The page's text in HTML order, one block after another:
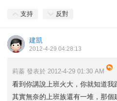
支持 反對
建凱
2012-4-29 04:28:13
莉蓁 發表於 2012-4-29 01:30 AM
看到你講說上班火大，你就知道我
其實無奈的上班族還有一堆，那個